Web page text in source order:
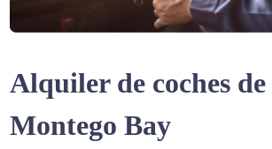
Alquiler de coches
Montego Bay